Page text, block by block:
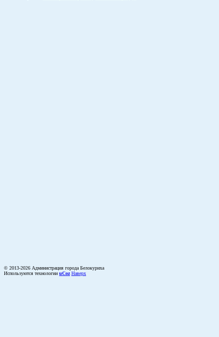
© 2013-2026 Администрация города Белокуриха
Используются технологии uCoz Наверх